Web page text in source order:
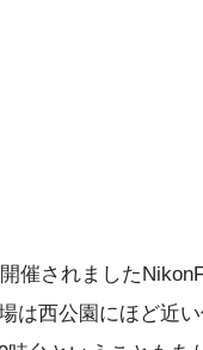
催されました
は西公園にほど近